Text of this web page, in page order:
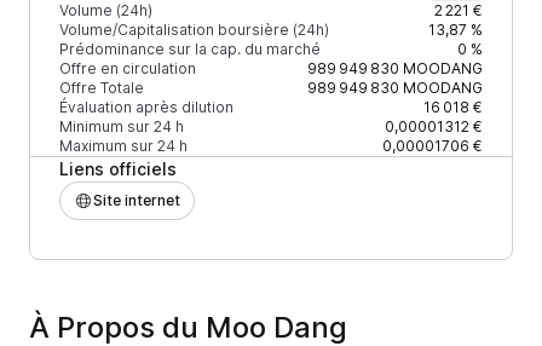
Volume (24h)
2 221 €
Volume/Capitalisation boursière (24h)
13,87 %
Prédominance sur la cap. du marché
0 %
Offre en circulation
989 949 830 MOODANG
Offre Totale
989 949 830 MOODANG
Évaluation après dilution
16 018 €
Minimum sur 24 h
0,00001312 €
Maximum sur 24 h
0,00001706 €
Liens officiels
Site internet
À Propos du Moo Dang